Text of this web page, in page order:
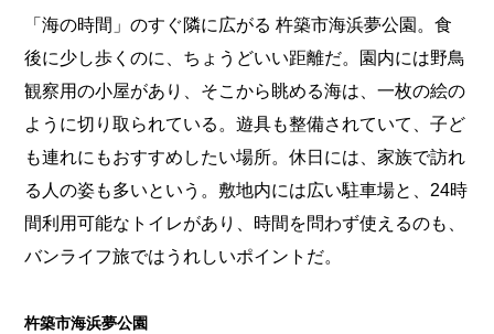
「海の時間」のすぐ隣に広がる 杵築市海浜夢公園。食
後に少し歩くのに、ちょうどいい距離だ。園内には野鳥
観察用の小屋があり、そこから眺める海は、一枚の絵の
ように切り取られている。遊具も整備されていて、子ど
も連れにもおすすめしたい場所。休日には、家族で訪れ
る人の姿も多いという。敷地内には広い駐車場と、24時
間利用可能なトイレがあり、時間を問わず使えるのも、
バンライフ旅ではうれしいポイントだ。
杵築市海浜夢公園